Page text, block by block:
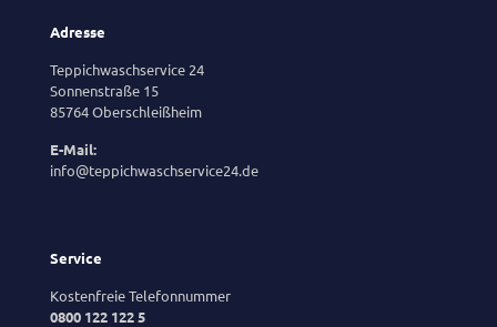
Adresse
Teppichwaschservice 24
Sonnenstraße 15
85764 Oberschleißheim
E-Mail:
info@teppichwaschservice24.de
Service
Kostenfreie Telefonnummer
0800 122 122 5